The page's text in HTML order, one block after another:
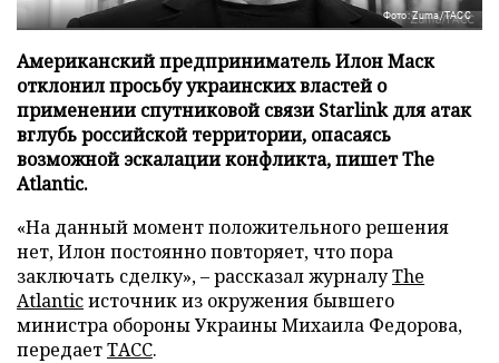
Фото: Zuma/ТАСС
Американский предприниматель Илон Маск
отклонил просьбу украинских властей о
применении спутниковой связи Starlink для атак
вглубь российской территории, опасаясь
возможной эскалации конфликта, пишет The
Atlantic.
«На данный момент положительного решения
нет, Илон постоянно повторяет, что пора
заключать сделку», – рассказал журналуThe
Atlanticисточник из окружения бывшего
министра обороны Украины Михаила Федорова,
передаетТАСС.